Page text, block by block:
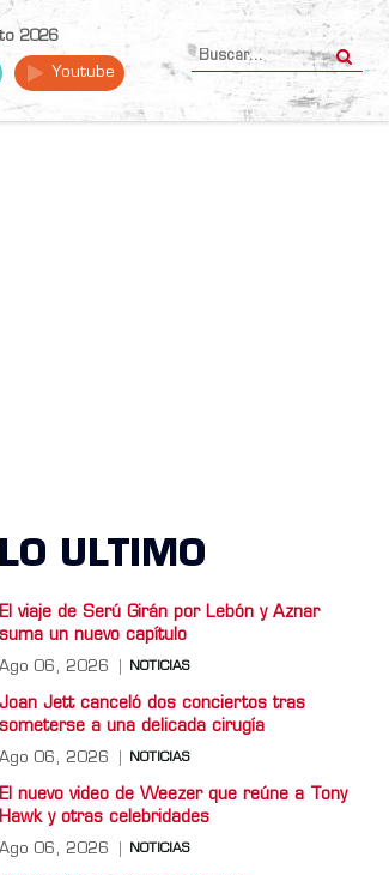
2026
Youtube
LO ULTIMO
El viaje de Serú Girán por Lebón y Aznar
suma un nuevo capítulo
Ago 06, 2026 NOTICIAS
Joan Jett canceló dos conciertos tras
someterse a una delicada cirugía
Ago 06, 2026 NOTICIAS
El nuevo video de Weezer que reúne a Tony
Hawk y otras celebridades
Ago 06, 2026 NOTICIAS